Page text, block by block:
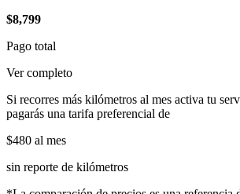
$8,799
Pago total
Ver completo
Si recorres más kilómetros al mes activa tu
pagarás una tarifa preferencial de
$480 al mes
sin reporte de kilómetros